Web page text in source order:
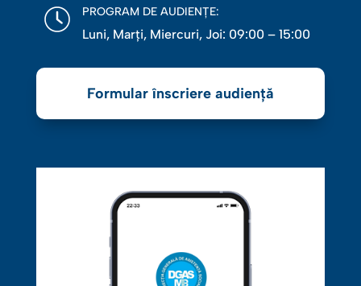
PROGRAM DE AUDIENȚE:
Luni, Marţi, Miercuri, Joi: 09:00 – 15:00
Formular înscriere audiență